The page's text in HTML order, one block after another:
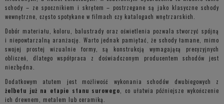
schody – ze spocznikiem i skrętem – postrzegane są jako klasyczne schody
wewnętrzne, często spotykane w filmach czy katalogach wnętrzarskich.
Dobór materiału, koloru, balustrady oraz oświetlenia pozwala stworzyć spójną
i niepowtarzalną aranżację. Warto jednak pamiętać, że schody łamane, mimo
swojej prostej wizualnie formy, są konstrukcją wymagającą precyzyjnych
obliczeń, dlatego współpraca z doświadczonym producentem schodów jest
niezbędna.
Dodatkowym atutem jest możliwość wykonania schodów dwubiegowych z
żelbetu już na etapie stanu surowego , co ułatwia późniejsze wykończenie
ich drewnem, metalem lub ceramiką.